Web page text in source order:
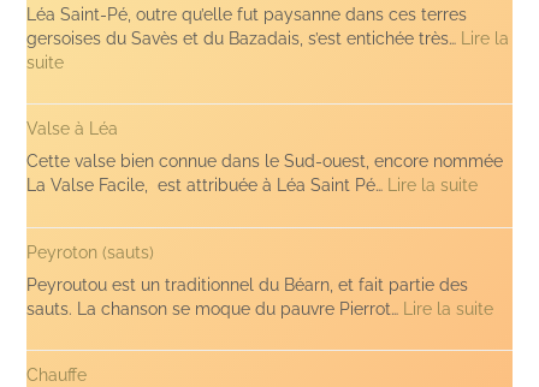
Léa Saint-Pé, outre qu’elle fut paysanne dans ces terres
gersoises du Savès et du Bazadais, s’est entichée très… Lire la
suite:
Saint-
Pé
Valse à Léa
Cette valse bien connue dans le Sud-ouest, encore nommée
La Valse Facile, est attribuée à Léa Saint Pé… Lire la suite:
à
Peyroton (sauts)
Peyroutou est un traditionnel du Béarn, et fait partie des
sauts. La chanson se moque du pauvre Pierrot… Lire la suite:
Chauffe